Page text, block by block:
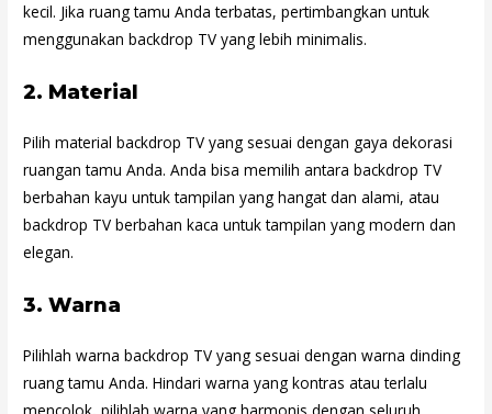
kecil. Jika ruang tamu Anda terbatas, pertimbangkan untuk
menggunakan backdrop TV yang lebih minimalis.
2. Material
Pilih material backdrop TV yang sesuai dengan gaya dekorasi
ruangan tamu Anda. Anda bisa memilih antara backdrop TV
berbahan kayu untuk tampilan yang hangat dan alami, atau
backdrop TV berbahan kaca untuk tampilan yang modern dan
elegan.
3.Warna
Pilihlah warna backdrop TV yang sesuai dengan warna dinding
ruang tamu Anda. Hindari warna yang kontras atau terlalu